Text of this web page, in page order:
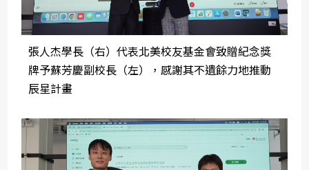
張人杰學長（右）代表北美校友基金會致贈紀念獎
牌予蘇芳慶副校長（左），感謝其不遺餘力地推動
辰星計畫